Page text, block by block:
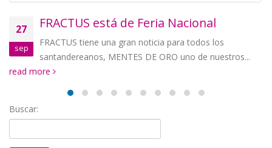
27
sep
FRACTUS está de Feria Nacional
FRACTUS tiene una gran noticia para todos los
santandereanos, MENTES DE ORO uno de nuestros...
read more
Buscar: